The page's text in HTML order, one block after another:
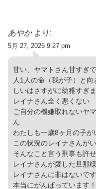
あやか より:
5月 27, 2026 9:27 pm
甘い、ヤマトさん甘すぎ
人1人の命（我が子）と
しいはさすがに幼稚すぎ
レイナさん全く悪くない
ご自分の機嫌取れないヤ
ん
わたしも一歳8ヶ月の子が
この状況のレイナさんが
そんなこと言う刑事も許
レイナさんが愛した旦那
レイナさんに非はないで
本当にがんばっています！